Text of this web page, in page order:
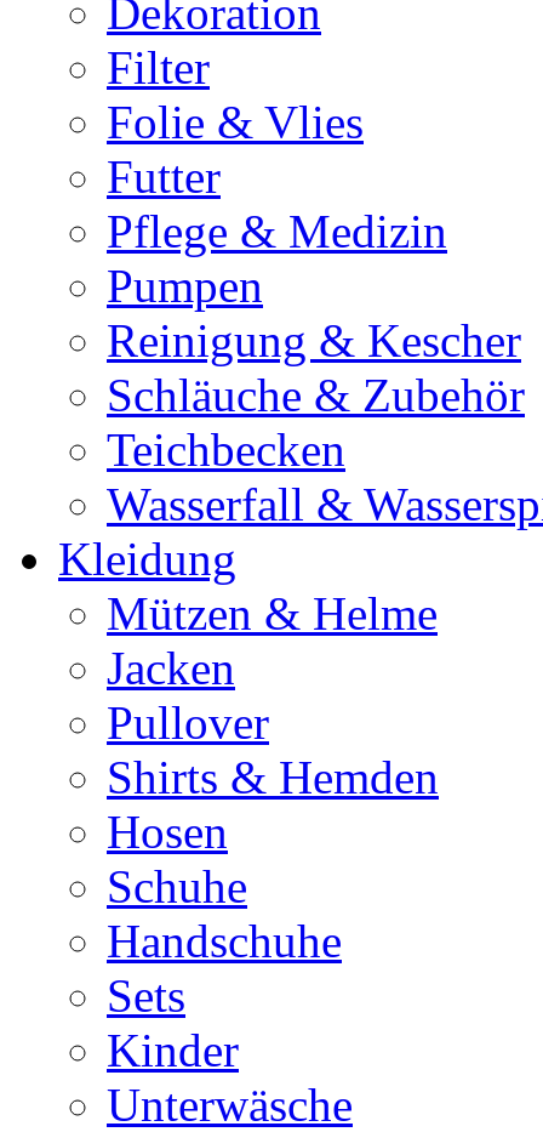
Dekoration
Filter
Folie & Vlies
Futter
Pflege & Medizin
Pumpen
Reinigung & Kescher
Schläuche & Zubehör
Teichbecken
Wasserfall &
Kleidung
Mützen & Helme
Jacken
Pullover
Shirts & Hemden
Hosen
Schuhe
Handschuhe
Sets
Kinder
Unterwäsche